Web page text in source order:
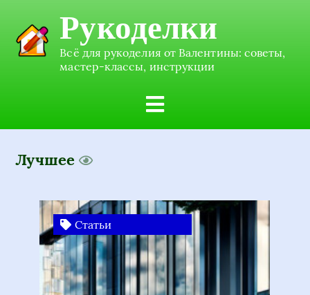
Рукоделки
Всё для рукоделия от Валентины: советы,
мастер-классы, инструкции
Лучшее
Статьи